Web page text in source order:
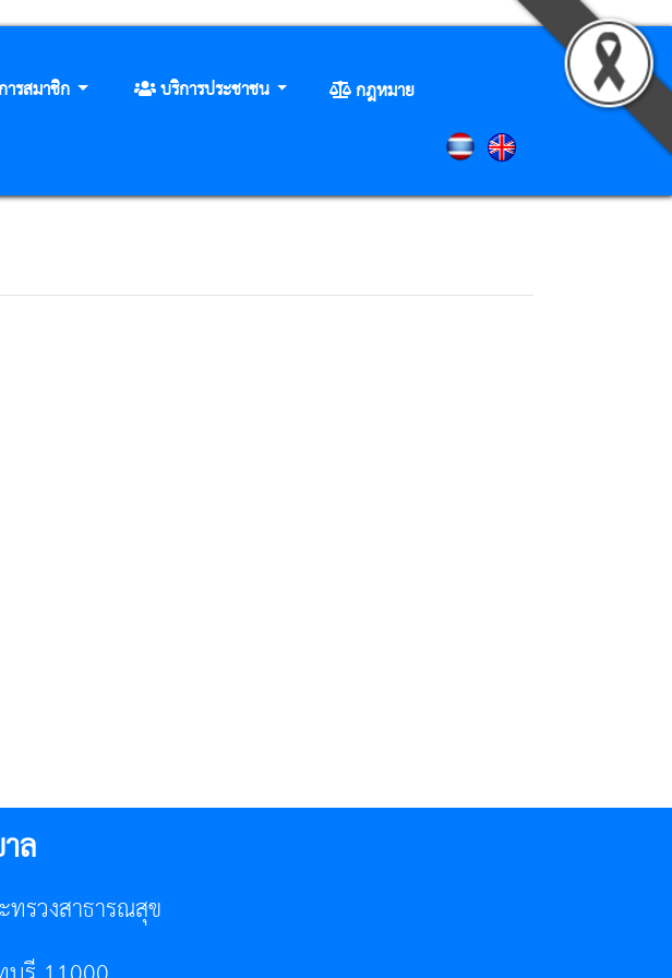
ารสมาชิก บริการประชาชน
กฎหมาย
ล
รวงสาธารณสุข